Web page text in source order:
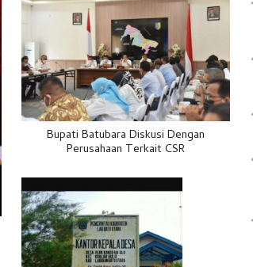
Bupati Batubara Diskusi Dengan
Perusahaan Terkait CSR